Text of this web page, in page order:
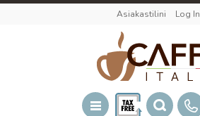
Asiakastilini Log In